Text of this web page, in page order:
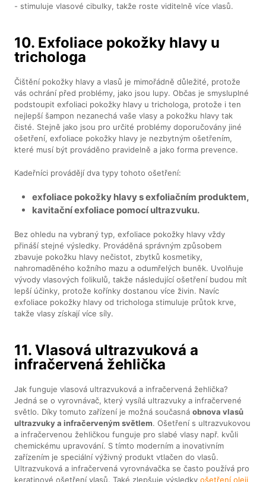
- stimuluje vlasové cibulky, takže roste viditelně více vlasů.
10. Exfoliace pokožky hlavy u
trichologa
Čištění pokožky hlavy a vlasů je mimořádně důležité, protože
vás ochrání před problémy, jako jsou lupy. Občas je smysluplné
podstoupit exfoliaci pokožky hlavy u trichologa, protože i ten
nejlepší šampon nezanechá vaše vlasy a pokožku hlavy tak
čisté. Stejně jako jsou pro určité problémy doporučovány jiné
ošetření, exfoliace pokožky hlavy je nezbytným ošetřením,
které musí být prováděno pravidelně a jako forma prevence.
Kadeřníci provádějí dva typy tohoto ošetření:
exfoliace pokožky hlavy s exfoliačním produktem,
kavitační exfoliace pomocí ultrazvuku.
Bez ohledu na vybraný typ, exfoliace pokožky hlavy vždy
přináší stejné výsledky. Prováděná správným způsobem
zbavuje pokožku hlavy nečistot, zbytků kosmetiky,
nahromaděného kožního mazu a odumřelých buněk. Uvolňuje
vývody vlasových folikulů, takže následující ošetření budou mít
lepší účinky, protože kořínky dostanou více živin. Navíc
exfoliace pokožky hlavy od trichologa stimuluje průtok krve,
takže vlasy získají více síly.
11. Vlasová ultrazvuková a
infračervená žehlička
Jak funguje vlasová ultrazvuková a infračervená žehlička?
Jedná se o vyrovnávač, který vysílá ultrazvuky a infračervené
světlo. Díky tomuto zařízení je možná současnáobnova vlasů
ultrazvuky a infračerveným světlem. Ošetření s ultrazvukovou
a infračervenou žehličkou funguje pro slabé vlasy např. kvůli
chemickému upravování. S tímto moderním a inovativním
zařízením je speciální výživný produkt vtlačen do vlasů.
Ultrazvuková a infračervená vyrovnávačka se často používá pro
keratinové ošetření vlasů. Také zlepšuje výsledkyošetření oleji